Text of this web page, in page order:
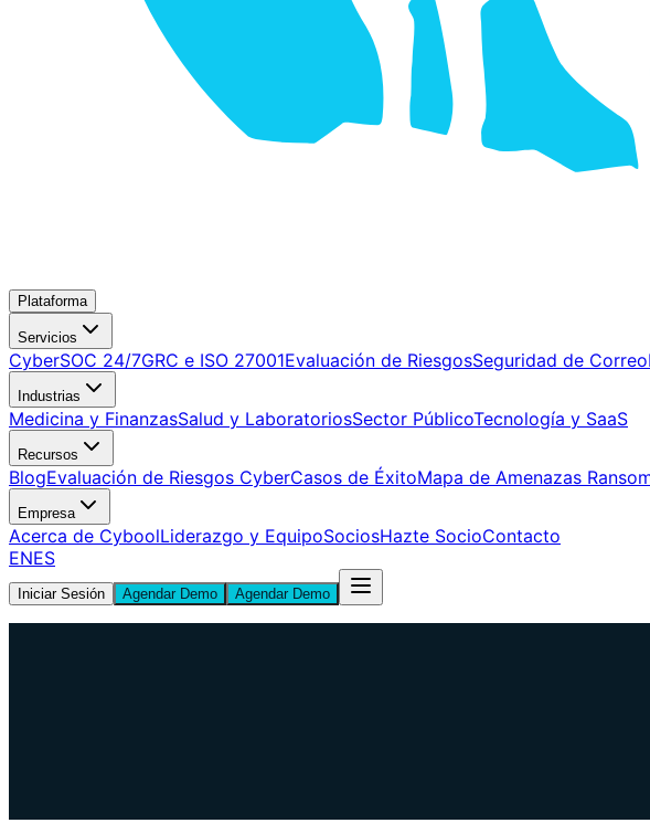
Plataforma
Servicios
CyberSOC 24/7GRC e ISO 27001Evaluación de RiesgosSeguridad de Correo
Industrias
Medicina y FinanzasSalud y LaboratoriosSector PúblicoTecnología y SaaS
Recursos
BlogEvaluación de Riesgos CyberCasos de ÉxitoMapa de Amenazas
Empresa
Acerca de CyboolLiderazgo y EquipoSociosHazte SocioContacto
ENES
Iniciar Sesión Agendar Demo Agendar Demo